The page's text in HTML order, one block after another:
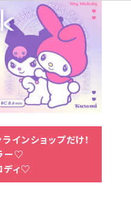
インショップだけ！
ー♡
ディ♡